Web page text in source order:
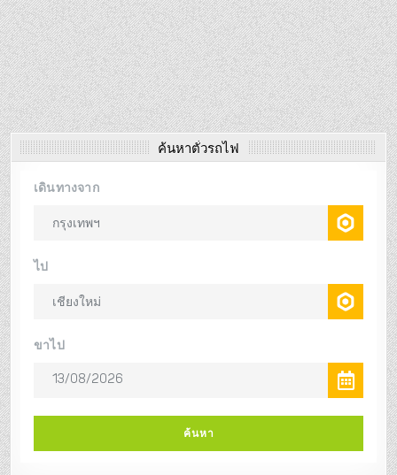
ค้นหาตั๋วรถไฟ